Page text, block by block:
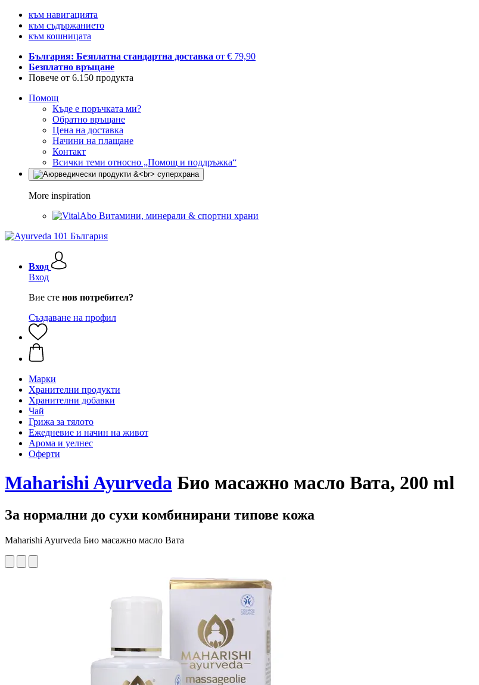
към навигацията
към съдържанието
към кошницата
България: Безплатна стандартна доставка от € 79,90
Безплатно връщане
Повече от 6.150 продукта
Помощ
Къде е поръчката ми?
Обратно връщане
Цена на доставка
Начини на плащане
Контакт
Всички теми относно „Помощ и поддръжка“
More inspiration
Витамини, минерали & спортни храни
Вход
Вход
Вие сте нов потребител?
Създаване на профил
Марки
Хранителни продукти
Хранителни добавки
Чай
Грижа за тялото
Ежедневие и начин на живот
Арома и уелнес
Оферти
Maharishi Ayurveda Био масажно масло Вата, 200 ml
За нормални до сухи комбинирани типове кожа
Maharishi Ayurveda Био масажно масло Вата